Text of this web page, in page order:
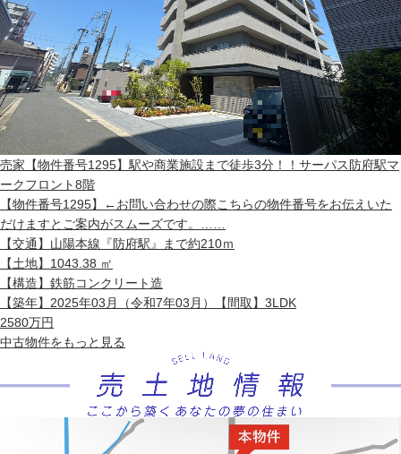
売家 【物件番号1295】駅や商業施設まで徒歩3分！！サーパス防府駅マ
ークフロント8階
【物件番号1295】←お問い合わせの際こちらの物件番号をお伝えいた
だけますとご案内がスムーズです。……
【交通】 山陽本線『防府駅』まで約210ｍ
【土地】 1043.38 ㎡
【構造】 鉄筋コンクリート造
【築年】 2025年03月（令和7年03月） 【間取】 3LDK
2580万円
中古物件をもっと見る